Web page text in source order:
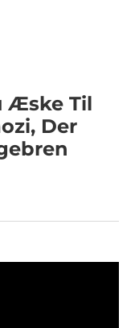
Æske Til
Der